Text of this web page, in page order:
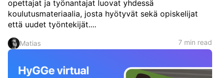
opettajat ja työnantajat luovat yhdessä
koulutusmateriaalia, josta hyötyvät sekä opiskelijat
että uudet työntekijät....
Matias 7 min read